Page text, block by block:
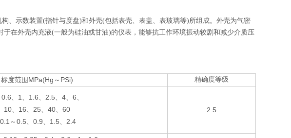
、示数装置(指针与度盘)和外壳(包括表壳、表盖、表玻璃等)所组成。外壳为气密
在外壳内充液(一般为硅油或甘油)的仪表，能够抗工作环境振动较剧和减少介质压
标度范围 MPa(Hg ～ PSi) 精确度等级
0.6、 1、 1.6、 2.5、 4、 6、
10、 16、 25、 40、 60
～ 0.5、 0.9、 1.5、 2.4
2.5